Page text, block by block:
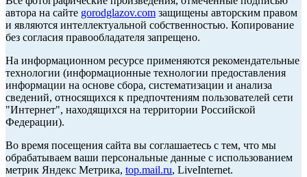
автора на сайте gorodglazov.com защищены авторским правом
и являются интеллектуальной собственностью. Копирование
без согласия правообладателя запрещено.
На информационном ресурсе применяются рекомендательные
технологии (информационные технологии предоставления
информации на основе сбора, систематизации и анализа
сведений, относящихся к предпочтениям пользователей сети
"Интернет", находящихся на территории Российской
Федерации).
Во время посещения сайта вы соглашаетесь с тем, что мы
обрабатываем ваши персональные данные с использованием
метрик Яндекс Метрика, top.mail.ru, LiveInternet.